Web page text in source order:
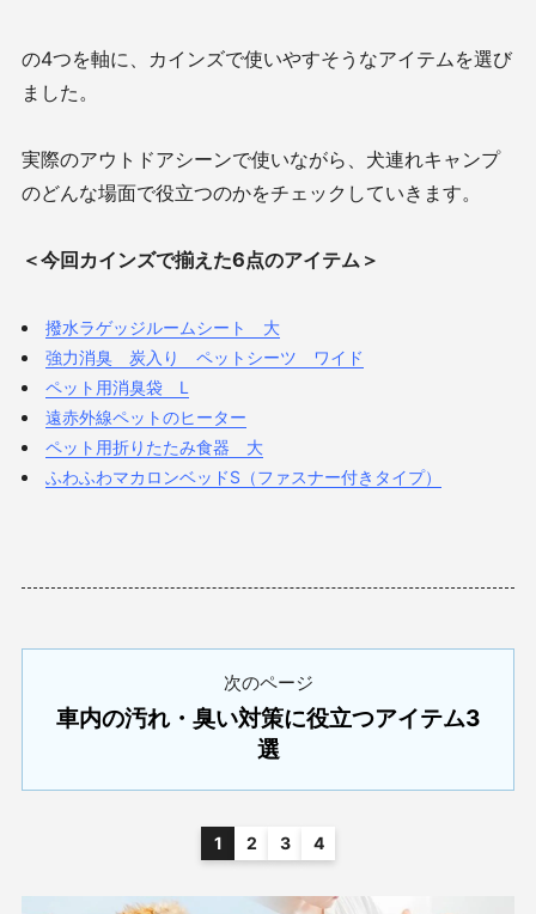
の4つを軸に、カインズで使いやすそうなアイテムを選び
ました。
実際のアウトドアシーンで使いながら、犬連れキャンプ
のどんな場面で役立つのかをチェックしていきます。
＜今回カインズで揃えた6点のアイテム＞
撥水ラゲッジルームシート 大
強力消臭 炭入り ペットシーツ ワイド
ペット用消臭袋 L
遠赤外線ペットのヒーター
ペット用折りたたみ食器 大
ふわふわマカロンベッドS（ファスナー付きタイプ）
次のページ
車内の汚れ・臭い対策に役立つアイテム3
選
1 2 3 4